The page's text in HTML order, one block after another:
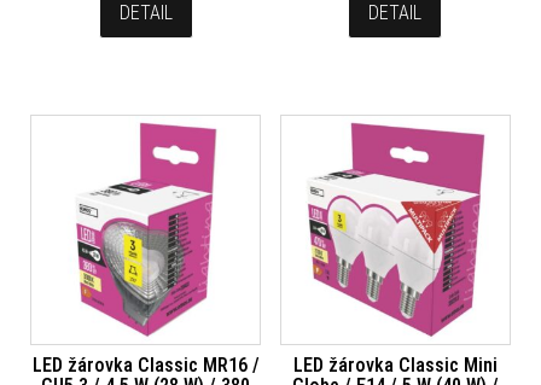
DETAIL DETAIL
LED žárovka Classic MR16 /
LED žárovka Classic Mini